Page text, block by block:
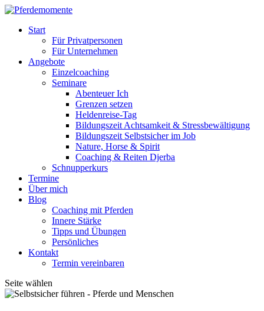
Start
Für Privatpersonen
Für Unternehmen
Angebote
Einzelcoaching
Seminare
Abenteuer Ich
Grenzen setzen
Heldenreise-Tag
Bildungszeit Achtsamkeit & Stressbewältigung
Bildungszeit Selbstsicher im Job
Nature, Horse & Spirit
Coaching & Reiten Djerba
Schnupperkurs
Termine
Über mich
Blog
Coaching mit Pferden
Innere Stärke
Tipps und Übungen
Persönliches
Kontakt
Termin vereinbaren
Seite wählen